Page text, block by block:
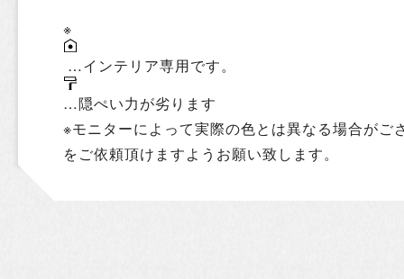
※
…インテリア専用です。
…隠ぺい力が劣ります
※モニターによって実際の色とは異なる場合がご
をご依頼頂けますようお願い致します。